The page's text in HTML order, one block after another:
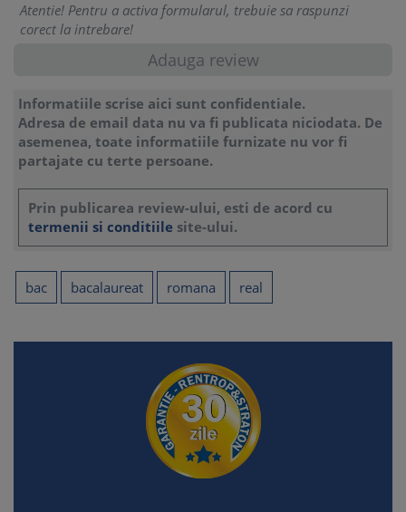
Atentie! Pentru a activa formularul, trebuie sa raspunzi
corect la intrebare!
Informatiile scrise aici sunt confidentiale.
Adresa de email data nu va fi publicata niciodata. De
asemenea, toate informatiile furnizate nu vor fi
partajate cu terte persoane.
Prin publicarea review-ului, esti de acord cu
termenii si conditiile site-ului.
bac bacalaureat romana real